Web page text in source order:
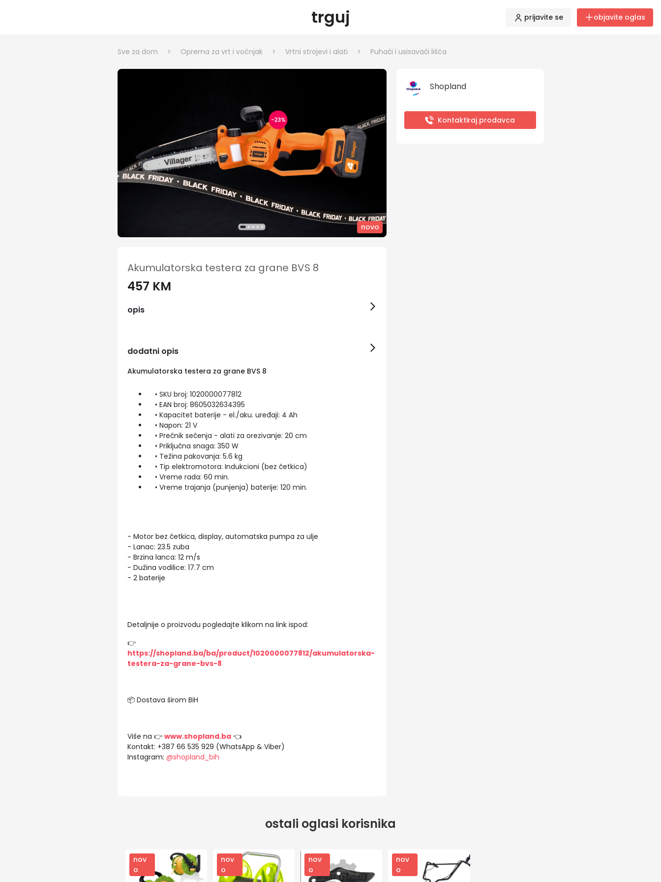
trguj prijavite se objavite oglas
Sve za dom > Oprema za vrt i voćnjak > Vrtni strojevi i alati > Puhači i usisavači lišća
novo
Akumulatorska testera za grane BVS 8
457 KM
opis
dodatni opis
Akumulatorska testera za grane BVS 8
• SKU broj: 1020000077812
• EAN broj: 8605032634395
• Kapacitet baterije - el./aku. uređaji: 4 Ah
• Napon: 21 V
• Prečnik sečenja - alati za orezivanje: 20 cm
• Priključna snaga: 350 W
• Težina pakovanja: 5.6 kg
• Tip elektromotora: Indukcioni (bez četkica)
• Vreme rada: 60 min.
• Vreme trajanja (punjenja) baterije: 120 min.
- Motor bez četkica, display, automatska pumpa za ulje
- Lanac: 23.5 zuba
- Brzina lanca: 12 m/s
- Dužina vodilice: 17.7 cm
- 2 baterije
Detaljnije o proizvodu pogledajte klikom na link ispod:
👉
https://shopland.ba/ba/product/1020000077812/akumulatorska-
testera-za-grane-bvs-8
📦 Dostava širom BiH
Više na 👉 www.shopland.ba👈
Kontakt: +387 66 535 929 (WhatsApp & Viber)
Instagram: @shopland_bih
Shopland
Kontaktiraj prodavca
ostali oglasi korisnika
nov
o
nov
o
nov
o
nov
o